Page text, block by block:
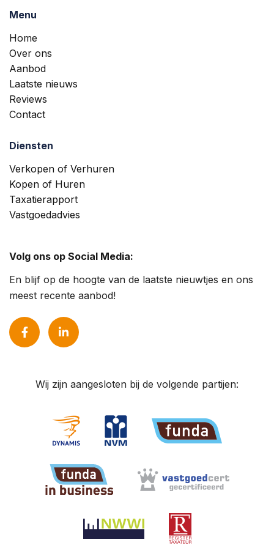
Menu
Home
Over ons
Aanbod
Laatste nieuws
Reviews
Contact
Diensten
Verkopen of Verhuren
Kopen of Huren
Taxatierapport
Vastgoedadvies
Volg ons op Social Media:
En blijf op de hoogte van de laatste nieuwtjes en ons
meest recente aanbod!
Wij zijn aangesloten bij de volgende partijen: